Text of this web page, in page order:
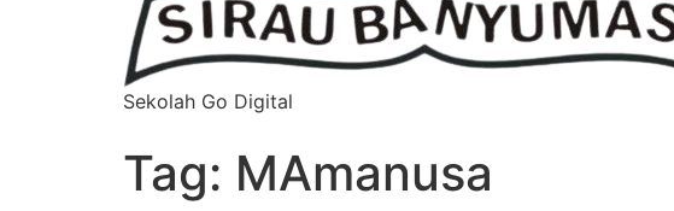
Sekolah Go Digital
Tag: MAmanusa